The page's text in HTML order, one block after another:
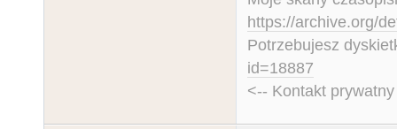
https://archive.org/
Potrzebujesz
id=18887
<-- Kontakt